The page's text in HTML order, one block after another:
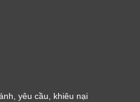
yêu cầu, khiêu nại